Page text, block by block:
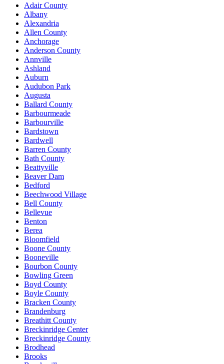
Adair County
Albany
Alexandria
Allen County
Anchorage
Anderson County
Annville
Ashland
Auburn
Audubon Park
Augusta
Ballard County
Barbourmeade
Barbourville
Bardstown
Bardwell
Barren County
Bath County
Beattyville
Beaver Dam
Bedford
Beechwood Village
Bell County
Bellevue
Benton
Berea
Bloomfield
Boone County
Booneville
Bourbon County
Bowling Green
Boyd County
Boyle County
Bracken County
Brandenburg
Breathitt County
Breckinridge Center
Breckinridge County
Brodhead
Brooks